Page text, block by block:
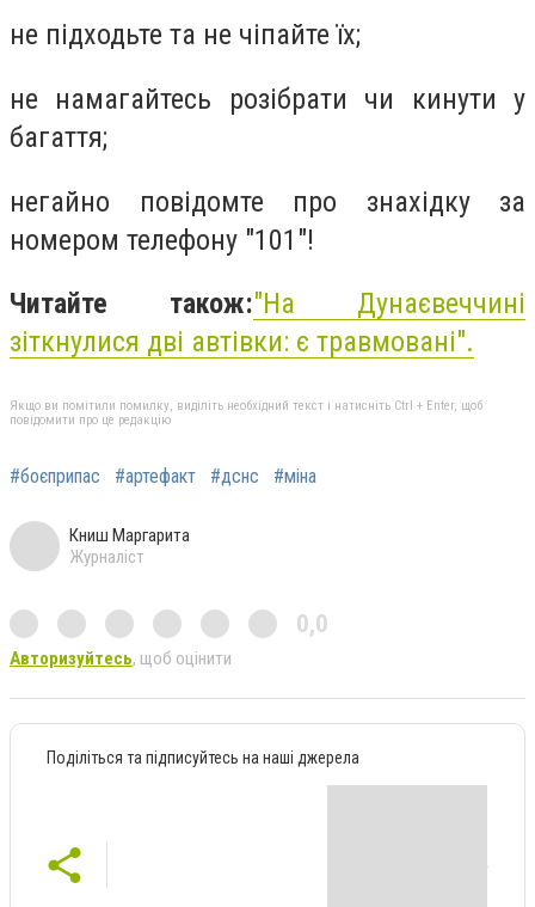
не підходьте та не чіпайте їх;
не намагайтесь розібрати чи кинути у
багаття;
негайно повідомте про знахідку за
номером телефону "101"!
Читайте також:"На Дунаєвеччині
зіткнулися дві автівки: є травмовані".
Якщо ви помітили помилку, виділіть необхідний текст і натисніть Ctrl + Enter, щоб
повідомити про це редакцію
#боєприпас #артефакт #дснс #міна
Книш Маргарита
Журналіст
0,0
Авторизуйтесь, щоб оцінити
Поділіться та підписуйтесь на наші джерела